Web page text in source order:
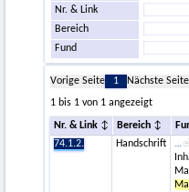
Nr. & Link
Bereich
Fund
Vorige Seite 1 Nächste Seite
1 bis 1 von 1 angezeigt
Nr. & Link Bereich
74.1.2.
Handschrift